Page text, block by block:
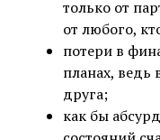
только от
от любого,
потери в
планах, ведь
друга;
как бы